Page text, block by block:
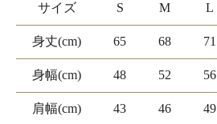
サイズ S M L
身丈(cm) 65 68 71
身幅(cm) 48 52 56
肩幅(cm) 43 46 49